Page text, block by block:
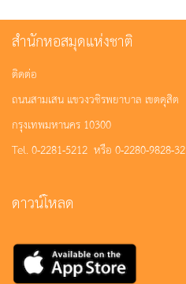
สำนักหอสมุดแห่งชาติ
ติดต่อ
ถนนสามเสน แขวงวชิรพยาบาล เขตดุสิต
กรุงเทพมหานคร 10300
Tel. 0-2281-5212 หรือ 0-2280-9828-32
ดาวน์โหลด